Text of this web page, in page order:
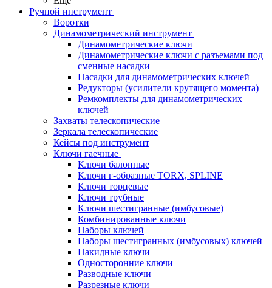
Ручной инструмент
Воротки
Динамометрический инструмент
Динамометрические ключи
Динамометрические ключи с разъемами под
сменные насадки
Насадки для динамометрических ключей
Редукторы (усилители крутящего момента)
Ремкомплекты для динамометрических
ключей
Захваты телескопические
Зеркала телескопические
Кейсы под инструмент
Ключи гаечные
Ключи балонные
Ключи г-образные TORX, SPLINE
Ключи торцевые
Ключи трубные
Ключи шестигранные (имбусовые)
Комбинированные ключи
Наборы ключей
Наборы шестигранных (имбусовых) ключей
Накидные ключи
Односторонние ключи
Разводные ключи
Разрезные ключи